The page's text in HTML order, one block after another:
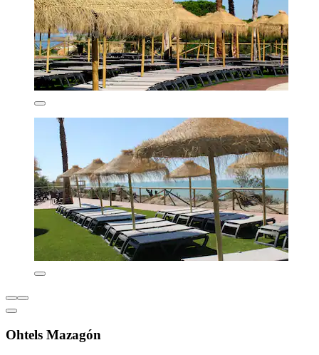
Ohtels Mazagón